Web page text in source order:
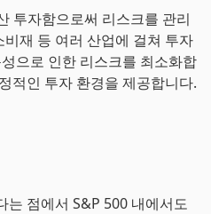
투자함으로써 리스크를 관리
재 등 여러 산업에 걸쳐 투자
으로 인한 리스크를 최소화합
적인 투자 환경을 제공합니다.
는 점에서 S&P 500 내에서도